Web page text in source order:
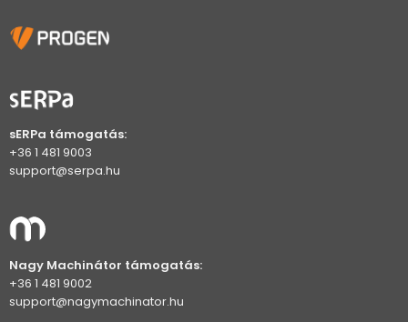
sERPa támogatás:
+36 1 481 9003
support@serpa.hu
Nagy Machinátor támogatás:
+36 1 481 9002
support@nagymachinator.hu